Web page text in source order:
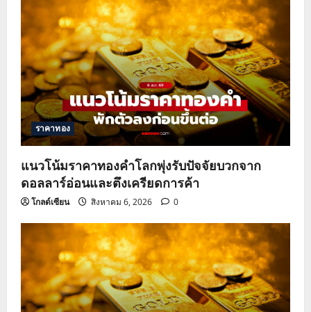
ราคาทอง
แนวโน้มราคาทองคำโลกพุ่งรับปัจจัยบวกจาก
ดอลลาร์อ่อนและตึงเครียดการค้า
โกลด์เซียน สิงหาคม 6, 2026 0